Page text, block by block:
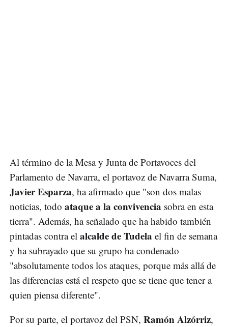
Al término de la Mesa y Junta de Portavoces del
Parlamento de Navarra, el portavoz de Navarra Suma,
Javier Esparza, ha afirmado que "son dos malas
noticias, todo ataque a la convivencia sobra en esta
tierra". Además, ha señalado que ha habido también
pintadas contra el alcalde de Tudela el fin de semana
y ha subrayado que su grupo ha condenado
"absolutamente todos los ataques, porque más allá de
las diferencias está el respeto que se tiene que tener a
quien piensa diferente".
Por su parte, el portavoz del PSN, Ramón Alzórriz,